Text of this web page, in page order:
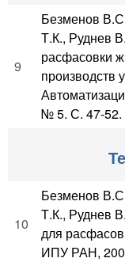
9
Безменов
Т.К., Руднев
расфасовки
производств
№ 5. С. 47-52.
10
Безменов
Т.К., Руднев
для
ИПУ РАН,